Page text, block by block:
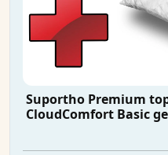
Suportho Premium
CloudComfort Basic